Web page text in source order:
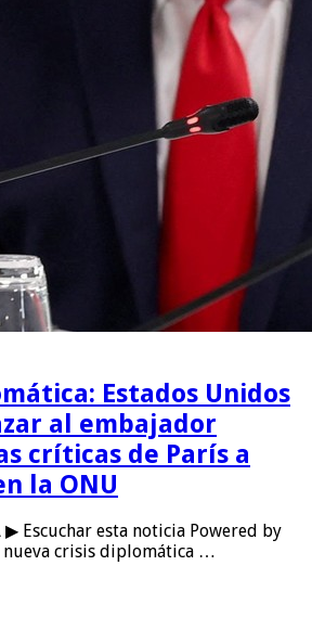
Estados Unidos
al embajador
críticas de París a
la ONU
▶ Escuchar esta noticia Powered by
nueva crisis diplomática …